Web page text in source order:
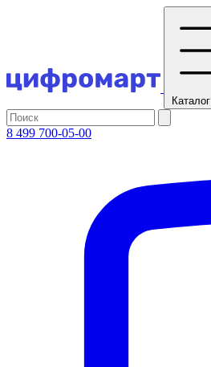
Каталог
8 499 700-05-00